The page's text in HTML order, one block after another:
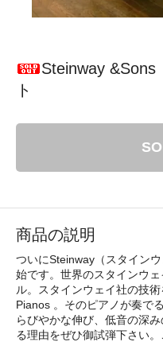
Steinway
ト
商品の説明
ついにSteinway（スタイン
始です。世界のスタインウ
ル。スタインウェイ社の技
Pianos 。そのピアノが奏で
らびやかな伸び、低音の深
る理由をぜひ御試弾下さい